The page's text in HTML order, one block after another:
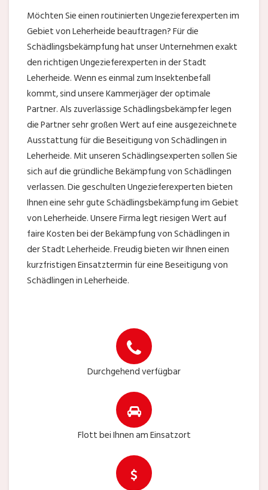
Möchten Sie einen routinierten Ungezieferexperten im
Gebiet von Leherheide beauftragen? Für die
Schädlingsbekämpfung hat unser Unternehmen exakt
den richtigen Ungezieferexperten in der Stadt
Leherheide. Wenn es einmal zum Insektenbefall
kommt, sind unsere Kammerjäger der optimale
Partner. Als zuverlässige Schädlingsbekämpfer legen
die Partner sehr großen Wert auf eine ausgezeichnete
Ausstattung für die Beseitigung von Schädlingen in
Leherheide. Mit unseren Schädlingsexperten sollen Sie
sich auf die gründliche Bekämpfung von Schädlingen
verlassen. Die geschulten Ungezieferexperten bieten
Ihnen eine sehr gute Schädlingsbekämpfung im Gebiet
von Leherheide. Unsere Firma legt riesigen Wert auf
faire Kosten bei der Bekämpfung von Schädlingen in
der Stadt Leherheide. Freudig bieten wir Ihnen einen
kurzfristigen Einsatztermin für eine Beseitigung von
Schädlingen in Leherheide.
Durchgehend verfügbar
Flott bei Ihnen am Einsatzort